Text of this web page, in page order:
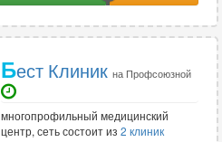
Бест Клиник на Профсоюзной
многопрофильный медицинский
центр, сеть состоит из 2 клиник